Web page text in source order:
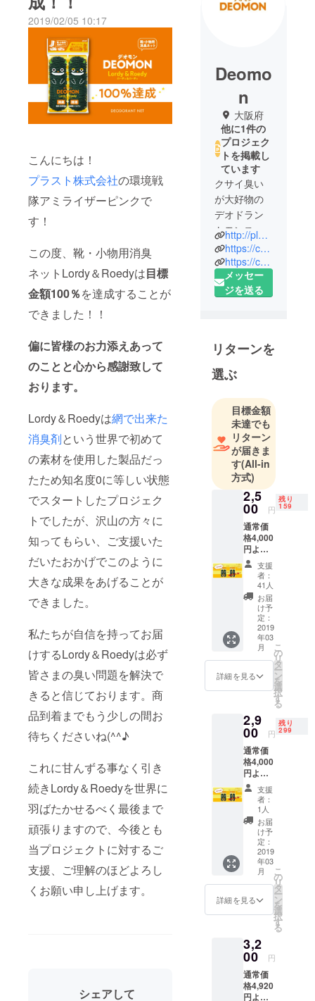
2019/02/05 10:17
こんにちは！
プラスト株式会社の環境戦
隊アミライザーピンクで
す！
この度、靴・小物用消臭
ネットLordy＆Roedyは目標
金額100％を達成することが
できました！！
偏に皆様のお力添えあって
のことと心から感謝致して
おります。
Lordy＆Roedyは網で出来た
消臭剤という世界で初めて
の素材を使用した製品だっ
たため知名度0に等しい状態
でスタートしたプロジェク
トでしたが、沢山の方々に
知ってもらい、ご支援いた
だいたおかげでこのように
大きな成果をあげることが
できました。
私たちが自信を持ってお届
けするLordy＆Roedyは必ず
皆さまの臭い問題を解決で
きると信じております。商
品到着までもう少しの間お
待ちくださいね(^^♪
これに甘んずる事なく引き
続きLordy＆Roedyを世界に
羽ばたかせるべく最後まで
頑張りますので、今後とも
当プロジェクトに対するご
支援、ご理解のほどよろし
くお願い申し上げます。
シェアして
Deomo
n
大阪府
他に1件の
プロジェク
トを掲載し
ています
クサイ臭い
が大好物の
デオドラン
トモンス
ター略して
DEOMON(デ
オモン)！
僕たちくい
クパク食べ
ちゃうよ♪
人間はこの
おいしさが
わからない
なんて、か
わいそうだ
な～
みんなの靴
や排水口に
僕たちを連
れってって
http://plust-ind.com/
https://camp-fire.jp/projects/view/113646
https://camp-fire.jp/projects/view/113648
メッセー
ジを送る
リターンを
選ぶ
目標金額
未達でも
リターン
が届きま
す(All-in
方式)
2,5
00 円
残り
159
通常価
格4,000
円より
50％off
！！ 超
割！！
Lordy＆
Roedy2
個SET
支援
額：
2,500円
内訳：
本体価
格2,000
料500円
効果を
体感す
るには
まずコ
レ！ 限
定数量
200個の
早い者
勝ち！
1足分の
価格で
もう1足
分つい
てきま
す！ ※
表示価
す。 ※1
円単位
は切り
捨てて
おりま
支援
者：
41人
お届
け予
定：
2019
年03
月
詳細を見る
こ
の
リ
タ
ー
ン
を
選
択
す
る
2,9
00 円
残り
299
通常価
格4,000
円より
40％off
！！ 早
割！
Lordy＆
Roedy2
個SET
支援
額：
2,900円
内訳：
本体価
格2,400
円＋送
料500円
効果が
気にな
る方は
この機
会に是
非！ 限
支援
者：
1人
お届
け予
定：
2019
年03
月
詳細を見る
こ
の
リ
タ
ー
ン
を
選
択
す
る
3,2
00 円
通常価
格4,920
円より